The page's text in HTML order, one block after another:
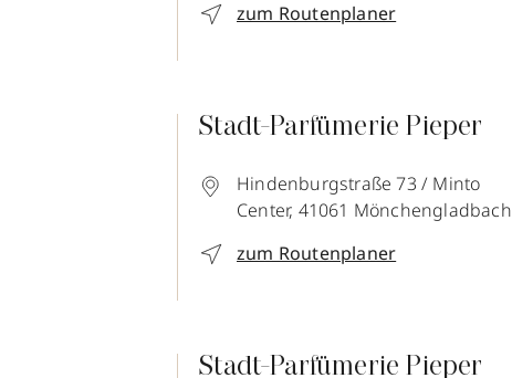
zum Routenplaner
Stadt-Parfümerie Pieper
Hindenburgstraße 73 / Minto
Center, 41061 Mönchengladbach
zum Routenplaner
Stadt-Parfümerie Pieper